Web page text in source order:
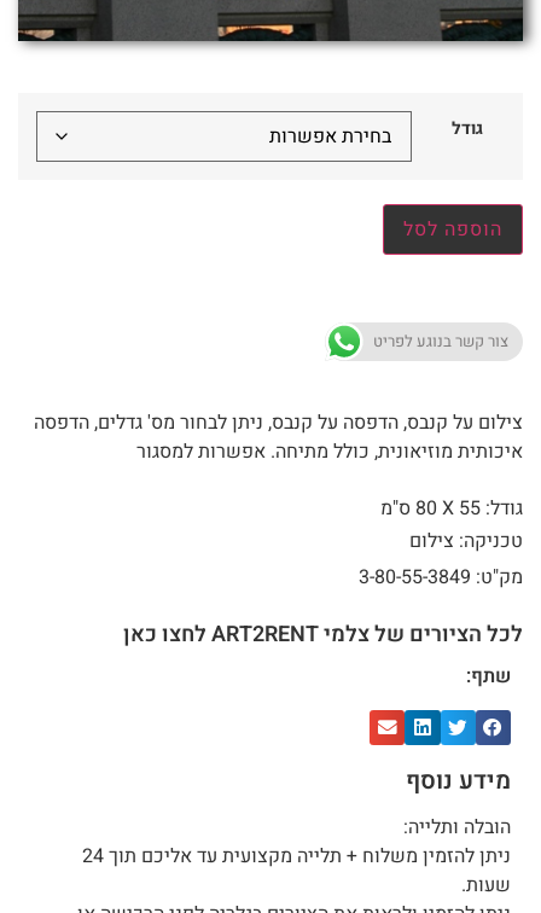
גודל
הוספה לסל
צור קשר בנוגע לפריט
צילום על קנבס, הדפסה על קנבס, ניתן לבחור מס' גדלים, הדפסה
איכותית מוזיאונית, כולל מתיחה. אפשרות למסגור
גודל: 55 X
80 ס"מ
טכניקה: צילום
מק"ט: 3-80-55-3849
לכל הציורים של צלמי ART2RENT לחצו כאן
שתף:
מידע נוסף
הובלה ותלייה:
ניתן להזמין משלוח + תלייה מקצועית עד אליכם תוך 24
שעות.